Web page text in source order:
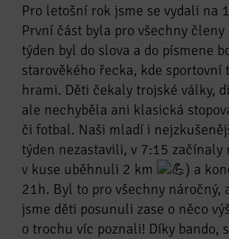
Pro letošní rok jsme se vydali na
První část byla pro všechny
týden byl do slova a do písmene
starověkého řecka, kde
hrami. Děti čekaly trojské války,
ale nechyběla ani klasická
či fotbal. Naši mladí i
týden nezastavili, v 7:15
v kuse uběhnuli 2 km
) a
21h. Byl to pro všechny náročný,
jsme děti posunuli zase o něco
o trochu víc poznali! Díky bando,